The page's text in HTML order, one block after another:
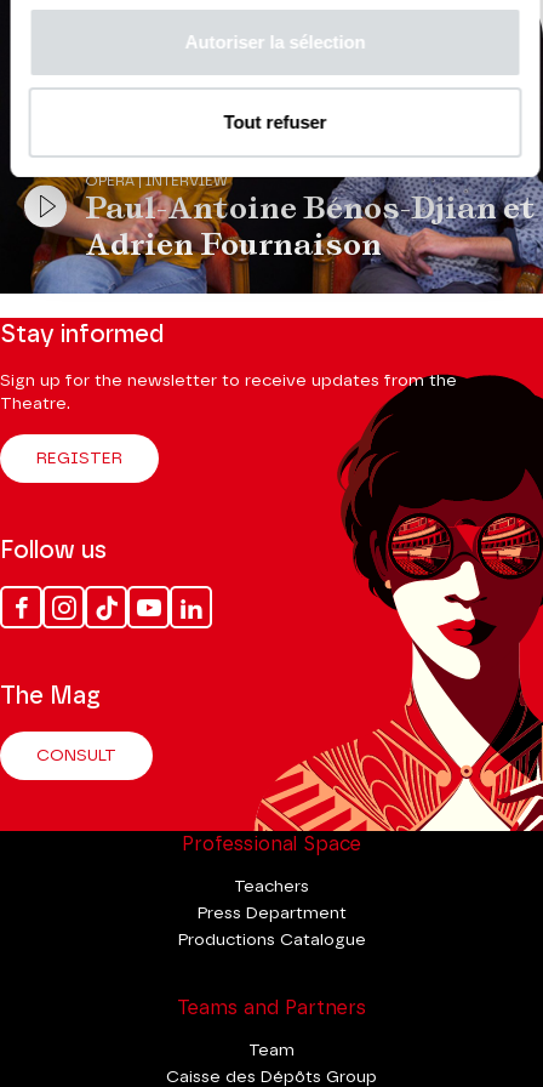
Autoriser la sélection
Tout refuser
VIDEO
OPERA | INTERVIEW
Paul-Antoine Bénos-Djian et
Adrien Fournaison
Stay informed
Sign up for the newsletter to receive updates from the
Theatre.
REGISTER
Follow us
FacebookInstagram
Tik
Tok
YoutubeLinkedin
The Mag
CONSULT
Professional Space
Teachers
Press Department
Productions Catalogue
Teams and Partners
Team
Caisse des Dépôts Group